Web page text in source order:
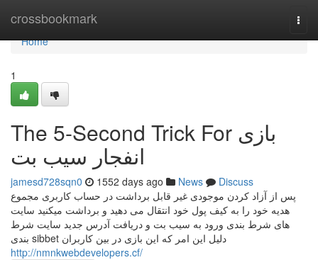
crossbookmark
Home
Home
1
The 5-Second Trick For بازی
انفجار سیب بت
jamesd728sqn0 1552 days ago News
Discuss
پس از آزاد کردن موجودی غیر قابل برداشت در حساب کاربری مجموع
هدیه خود را به کیف پول خود انتقال می دهید و برداشت میکنید سایت
های شرط بندی ورود به سیب بت و دریافت آدرس جدید سایت شرط
بندی sibbet دلیل این امر که این بازی در بین کاربران
http://nmnkwebdevelopers.cf/